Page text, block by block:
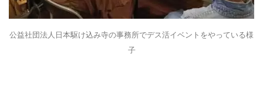
公益社団法人日本駆け込み寺の事務所でデス活イベントをやっている様
子